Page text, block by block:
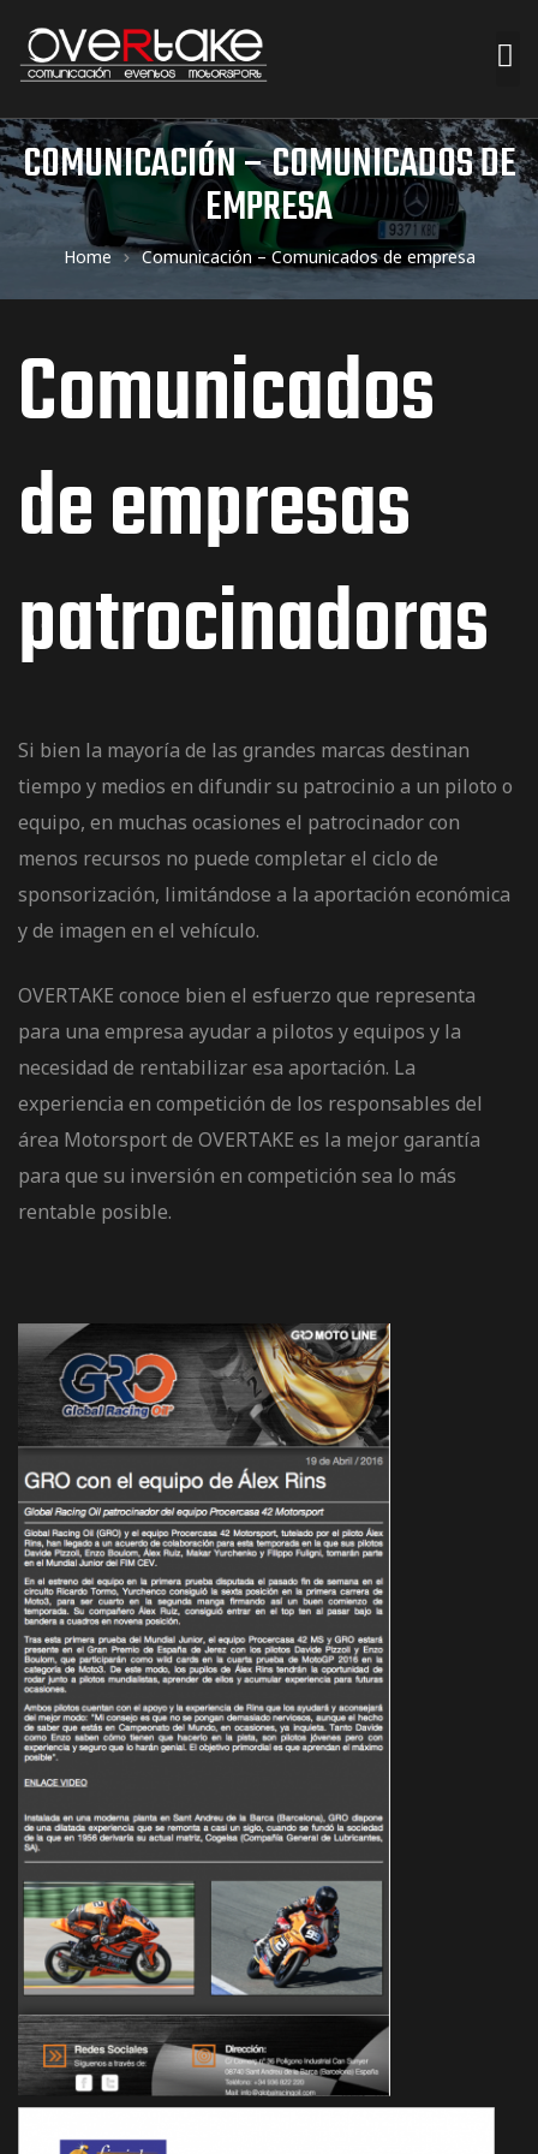
COMUNICACIÓN – COMUNICADOS DE
EMPRESA
Home Comunicación – Comunicados de empresa
Comunicados
de empresas
patrocinadoras
Si bien la mayoría de las grandes marcas destinan
tiempo y medios en difundir su patrocinio a un piloto o
equipo, en muchas ocasiones el patrocinador con
menos recursos no puede completar el ciclo de
sponsorización, limitándose a la aportación económica
y de imagen en el vehículo.
OVERTAKE conoce bien el esfuerzo que representa
para una empresa ayudar a pilotos y equipos y la
necesidad de rentabilizar esa aportación. La
experiencia en competición de los responsables del
área Motorsport de OVERTAKE es la mejor garantía
para que su inversión en competición sea lo más
rentable posible.
Racing
Series
pista